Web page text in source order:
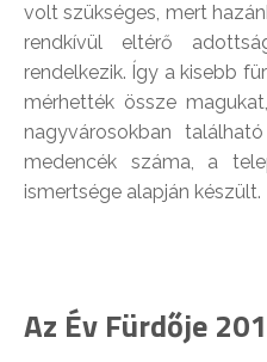
volt szükséges, mert
rendkívül eltérő
rendelkezik. Így a kisebb
mérhették össze
nagyvárosokban
medencék száma, a
ismertsége alapján készült.
Az Év Fürdője